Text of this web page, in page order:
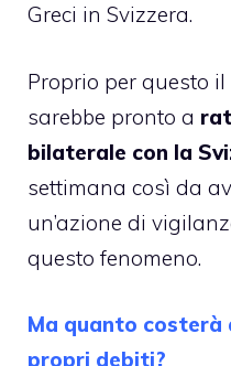
Greci in Svizzera.
Proprio per questo
sarebbe pronto a
bilaterale con la
settimana così da
un’azione di
questo fenomeno.
Ma quanto costerà
propri debiti?